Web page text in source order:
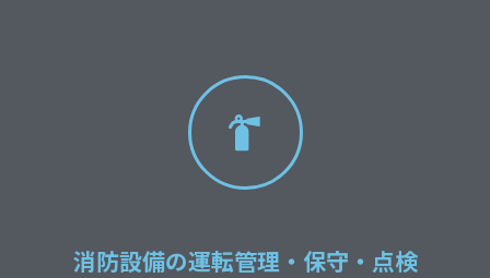
消防設備の運転管理・保守・点検